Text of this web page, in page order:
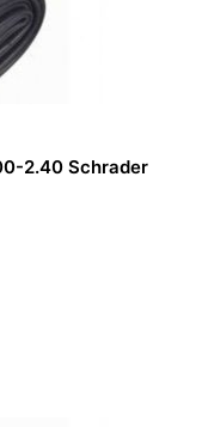
2.40 Schrader